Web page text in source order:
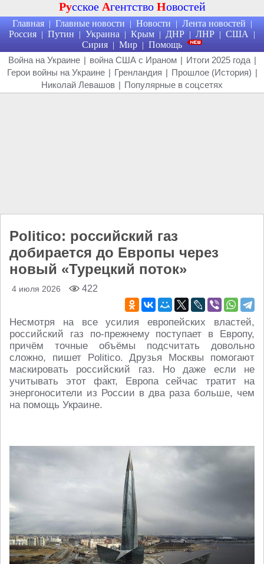
Русское Агентство Новостей
Главная | Главные новости | Новости | Лента новостей |
Россия | Путин | Украина | Крым | ДНР | ЛНР | США |
Сирия | Мир | Помощь
Война на Украине | война США с Ираном | Итоги 2025 года |
Герои войны на Украине | Гренландия | Прошлое (История) |
Николай Левашов | Популярные в соцсетях
Politico: российский газ
добирается до Европы через
новый «Турецкий поток»
4 июля 2026 422
Несмотря на все усилия европейских властей,
российский газ по-прежнему поступает в Европу,
причём точные объёмы подсчитать довольно
сложно, пишет Politico. Друзья Москвы помогают
маскировать российский газ. Но даже если не
учитывать этот факт, Европа сейчас тратит на
энергоносители из России в два раза больше, чем
на помощь Украине.